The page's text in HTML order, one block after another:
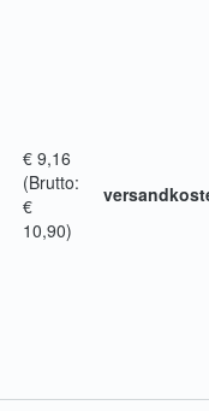
€ 9,16
(Brutto:
€
10,90)